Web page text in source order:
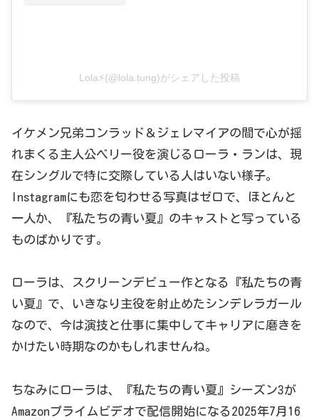
Lola⚡️(@lola.tung)がシェアした投稿
イケメン兄弟コンラッド＆ジェレマイアの間で心が揺
れまくる主人公ベリー役を演じるローラ・ランは、現
在シングルで特に交際している人はいない様子。
Instagramにも恋を匂わせる写真はゼロで、ほとんと
一人か、『私たちの青い夏』のキャストと写っている
ものばかりです。
ローラは、スクリーンデビュー作となる『私たちの青
い夏』で、いきなり主役を射止めたシンデレラガール
なので、今は演技と仕事に集中してキャリアに磨きを
かけたい時期なのかもしれませんね。
ちなみにローラは、『私たちの青い夏』シーズン3が
Amazonプライムビデオで配信開始になる2025年7月16